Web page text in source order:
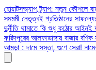
Skip
to
content
হোয়াটসঅ্যাপ ট্র্যাপ: নতুন কৌশলে
সমমর্মী নেতৃত্বই প্রতিষ্ঠানের
দুর্নীতি থামাতে কি শুধু কঠোর আইনই
ফরিদপুরের আলফাডাঙ্গায় বাজার
আমড়া : দামে সস্তা, গুণে সেরা!